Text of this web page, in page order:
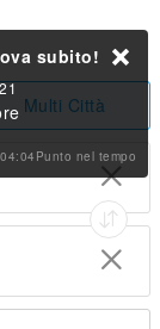
Multi Città
subito!
nel tempo